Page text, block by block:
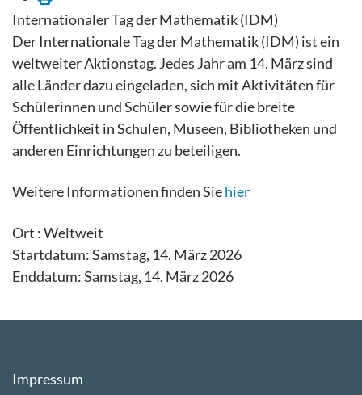
Internationaler Tag der Mathematik (IDM)
Der Internationale Tag der Mathematik (IDM) ist ein
weltweiter Aktionstag. Jedes Jahr am 14. März sind
alle Länder dazu eingeladen, sich mit Aktivitäten für
Schülerinnen und Schüler sowie für die breite
Öffentlichkeit in Schulen, Museen, Bibliotheken und
anderen Einrichtungen zu beteiligen.
Weitere Informationen finden Siehier
Ort :Weltweit
Startdatum: Samstag, 14. März 2026
Enddatum: Samstag, 14. März 2026
Impressum